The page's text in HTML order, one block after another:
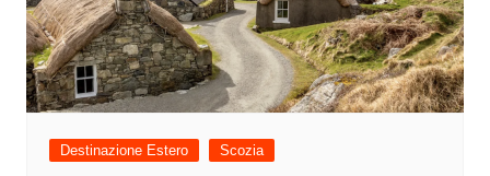
Destinazione Estero Scozia